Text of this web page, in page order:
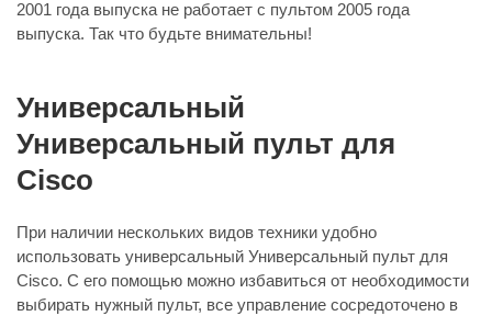
2001 года выпуска не работает с пультом 2005 года
выпуска. Так что будьте внимательны!
Универсальный
Универсальный пульт для
Cisco
При наличии нескольких видов техники удобно
использовать универсальный Универсальный пульт для
Cisco. С его помощью можно избавиться от необходимости
выбирать нужный пульт, все управление сосредоточено в